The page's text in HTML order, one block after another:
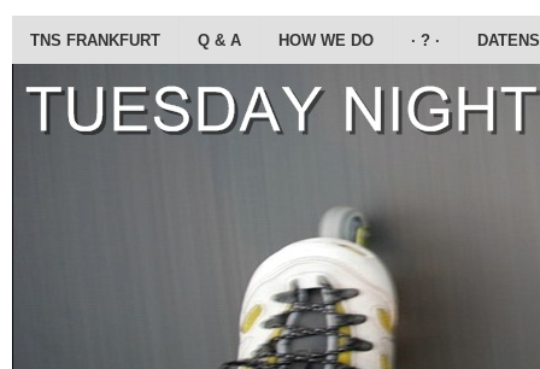
TNS FRANKFURT Q & A HOW WE DO · ? ·